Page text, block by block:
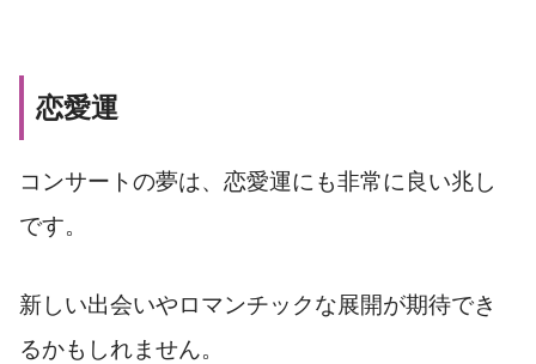
恋愛運
コンサートの夢は、恋愛運にも非常に良い兆し
です。
新しい出会いやロマンチックな展開が期待でき
るかもしれません。